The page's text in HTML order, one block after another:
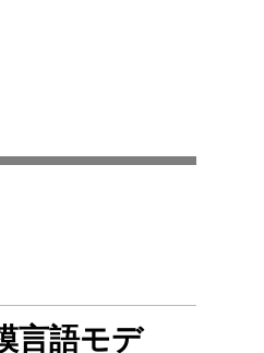
言語モデ